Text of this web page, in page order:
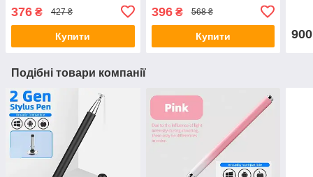
електронних книг
376 ₴ 427 ₴
Купити
екрана, Блакитний
396₴ 568 ₴
Купити 900
Подібні товари компанії